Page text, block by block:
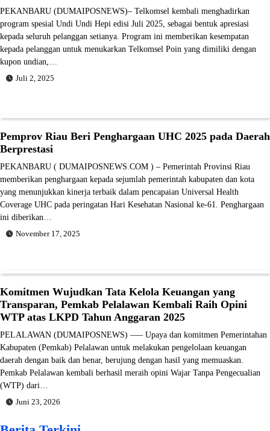
PEKANBARU (DUMAIPOSNEWS)– Telkomsel kembali menghadirkan
program spesial Undi Undi Hepi edisi Juli 2025, sebagai bentuk apresiasi
kepada seluruh pelanggan setianya. Program ini memberikan kesempatan
kepada pelanggan untuk menukarkan Telkomsel Poin yang dimiliki dengan
kupon undian,…
Juli 2, 2025
Pemprov Riau Beri Penghargaan UHC 2025 pada Daerah
Berprestasi
PEKANBARU ( DUMAIPOSNEWS.COM ) – Pemerintah Provinsi Riau
memberikan penghargaan kepada sejumlah pemerintah kabupaten dan kota
yang menunjukkan kinerja terbaik dalam pencapaian Universal Health
Coverage UHC pada peringatan Hari Kesehatan Nasional ke-61. Penghargaan
ini diberikan…
November 17, 2025
Komitmen Wujudkan Tata Kelola Keuangan yang
Transparan, Pemkab Pelalawan Kembali Raih Opini
WTP atas LKPD Tahun Anggaran 2025
PELALAWAN (DUMAIPOSNEWS) —– Upaya dan komitmen Pemerintahan
Kabupaten (Pemkab) Pelalawan untuk melakukan pengelolaan keuangan
daerah dengan baik dan benar, berujung dengan hasil yang memuaskan.
Pemkab Pelalawan kembali berhasil meraih opini Wajar Tanpa Pengecualian
(WTP) dari…
Juni 23, 2026